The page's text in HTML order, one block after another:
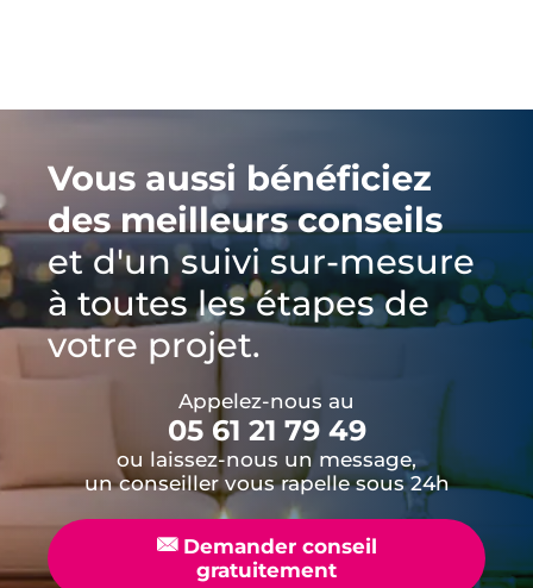
Vous aussi bénéficiez
des meilleurs conseils
et d'un suivi sur-mesure
à toutes les étapes de
votre projet.
Appelez-nous au
05 61 21 79 49
ou laissez-nous un message,
un conseiller vous rapelle sous 24h
📧Demander conseil
gratuitement